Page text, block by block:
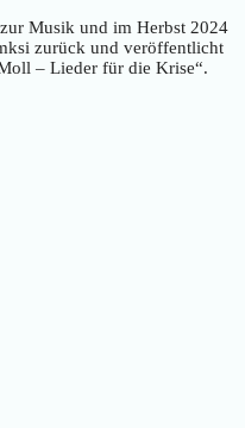
Musik und im Herbst 2024
zurück und veröffentlicht
– Lieder für die Krise“.